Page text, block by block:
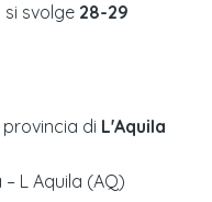
si svolge 28-29
provincia di L'Aquila
L Aquila (AQ)